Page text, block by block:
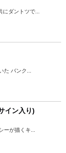
ダントツで...
た バンク...
イン入り)
ーが描くキ...